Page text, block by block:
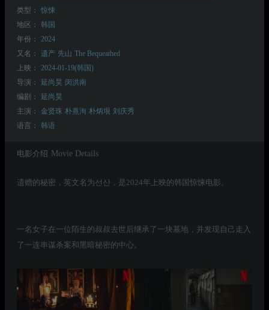
类型：
惊悚
地区：
韩国
年份：
2024
又名：
遗产 先山 The Bequeathed
上映：
2024-01-19(韩国)
导演：
延尚昊 闵洪南
编剧：
延尚昊
主演：
金贤珠 朴熹洵 朴炳垠 刘庆秀
语言：
韩语
电影介绍 Movie Details
遗赠的秘密，英文名为선산，是2024年上映的韩国惊悚电影。
一名女子在一位陌生的叔叔去世后继承了一块墓地，并发现自己走入
了一连串谋杀案和黑暗秘密的中心。